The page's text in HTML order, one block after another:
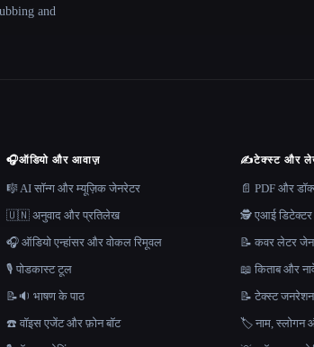
and
🎧ऑडियो और आवाज़
🎼 AI सॉन्ग और म्यूज़िक जेनरेटर
🇺🇳 अनुवाद और प्रतिलेख
🎧 ऑडियो एन्हांसर और वोकल रिमूवल
🎙️ पोडकास्ट टूल
📝🔉 भाषण के पाठ
☎️ वॉइस एजेंट और फ़ोन बॉट
✍️टेक्स्ट और
📄 PDF और
🕵️ एआई डिटेक्टर
📝 कवर लेटर
📖 किताब और
📝 टेक्स्ट जनरेशन
🏷️ नाम, स्लोगन